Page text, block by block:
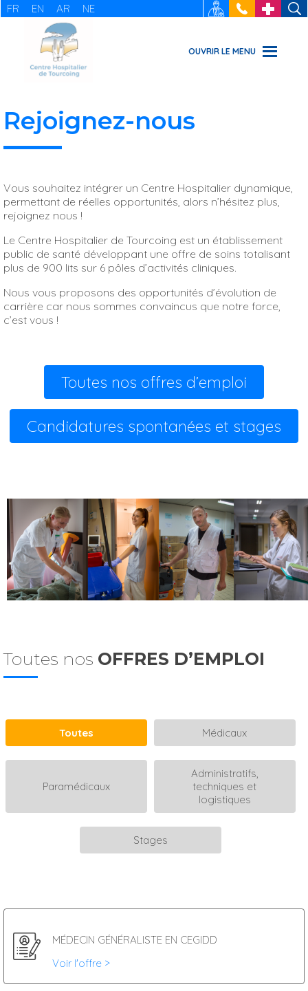
FR EN AR NE RECRUTEMENT
: 03 20 69
49 49
URGENCES
OUVRIR LE MENU
Rejoignez-nous
Vous souhaitez intégrer un Centre Hospitalier dynamique,
permettant de réelles opportunités, alors n’hésitez plus,
rejoignez nous !
Le Centre Hospitalier de Tourcoing est un établissement
public de santé développant une offre de soins totalisant
plus de 900 lits sur 6 pôles d’activités cliniques.
Nous vous proposons des opportunités d’évolution de
carrière car nous sommes convaincus que notre force,
c’est vous !
Toutes nos offres d’emploi
Candidatures spontanées et stages
Toutes nos OFFRES D’EMPLOI
Toutes Médicaux
Paramédicaux
Administratifs,
techniques et
logistiques
Stages
MÉDECIN GÉNÉRALISTE EN CEGIDD
Voir l'offre >